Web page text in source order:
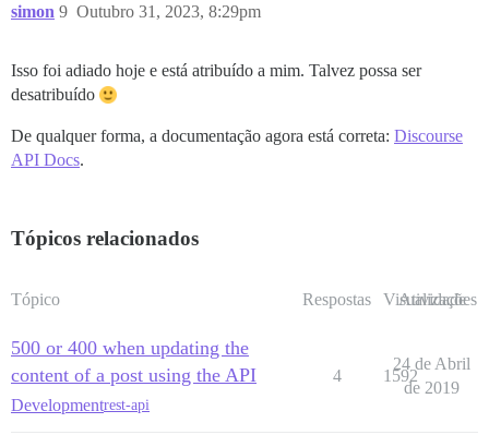
simon Outubro 31, 2023, 8:29pm
9
Isso foi adiado hoje e está atribuído a mim. Talvez possa ser
desatribuído
De qualquer forma, a documentação agora está correta: Discourse
API Docs.
Tópicos relacionados
Tópico Respostas Visualizações
Atividade
500 or 400 when updating the
content of a post using the API
Developmentrest-api
4 1592
24 de Abril
de 2019